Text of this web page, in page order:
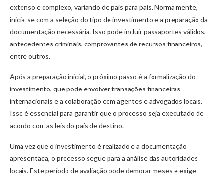
extenso e complexo, variando de país para país. Normalmente,
inicia-se com a seleção do tipo de investimento e a preparação da
documentação necessária. Isso pode incluir passaportes válidos,
antecedentes criminais, comprovantes de recursos financeiros,
entre outros.
Após a preparação inicial, o próximo passo é a formalização do
investimento, que pode envolver transações financeiras
internacionais e a colaboração com agentes e advogados locais.
Isso é essencial para garantir que o processo seja executado de
acordo com as leis do país de destino.
Uma vez que o investimento é realizado e a documentação
apresentada, o processo segue para a análise das autoridades
locais. Este período de avaliação pode demorar meses e exige